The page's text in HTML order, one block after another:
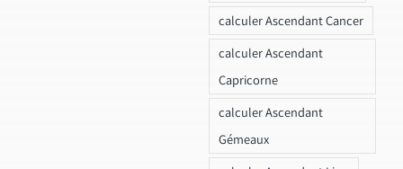
calculer Ascendant Cancer
calculer Ascendant
Capricorne
calculer Ascendant
Gémeaux